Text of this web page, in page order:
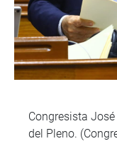
Congresista
del Pleno.